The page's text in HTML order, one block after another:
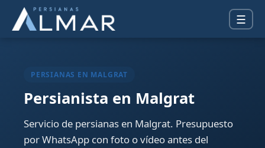
☰
PERSIANAS EN MALGRAT
Persianista en Malgrat
Servicio de persianas en Malgrat. Presupuesto
por WhatsApp con foto o vídeo antes del